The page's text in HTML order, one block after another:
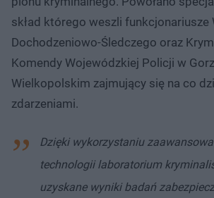
skład którego weszli funkcjonariusze
Dochodzeniowo-Śledczego oraz
Komendy Wojewódzkiej Policji w
Wielkopolskim zajmujący się na co
zdarzeniami.
Dzięki wykorzystaniu
technologii laboratorium
uzyskane wyniki badań